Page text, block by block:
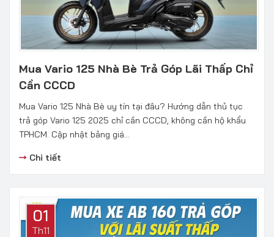
Mua Vario 125 Nhà Bè Trả Góp Lãi Thấp Chỉ
Cần CCCD
Mua Vario 125 Nhà Bè uy tín tại đâu? Hướng dẫn thủ tục
trả góp Vario 125 2025 chỉ cần CCCD, không cần hộ khẩu
TPHCM. Cập nhật bảng giá...
Chi tiết
01
Th11